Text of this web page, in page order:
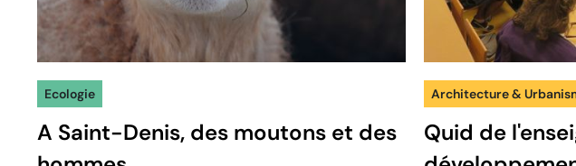
Ecologie
A Saint-Denis, des moutons et des
Architecture &
Quid de